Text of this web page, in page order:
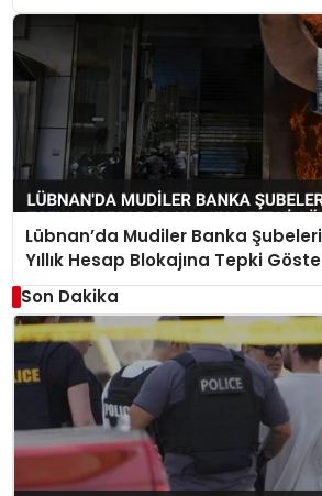
Lübnan’da Mudiler Banka
Yıllık Hesap Blokajına Tepki
Son Dakika